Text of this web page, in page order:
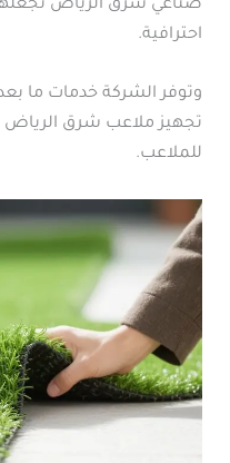
صناعي شرق الرياض
احترافية.
وتوفر الشركة خدمات ما
تجهيز ملاعب شرق الرياض
للملاعب.